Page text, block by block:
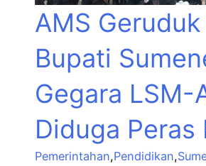
AMS
Bupati
Gegara LSM-
Diduga Peras
Pemerintahan,Pendidikan,